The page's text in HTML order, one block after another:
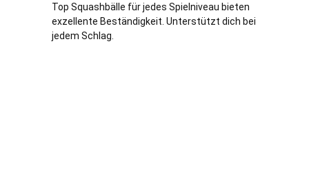
Top Squashbälle für jedes Spielniveau bieten
exzellente Beständigkeit. Unterstützt dich bei
jedem Schlag.